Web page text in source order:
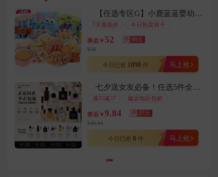
用户136****5879在2分钟前下单成功
用户156****8201在8分钟前下单成功
用户189****5301在4分钟前下单成功
用户136****3348在7分钟前下单成功
用户183****3178在8分钟前下单成功
用户136****7868在7分钟前下单成功
用户157****1376在7分钟前下单成功
用户183****7703在6分钟前下单成功
用户177****5977在2分钟前下单成功
用户138****7984在8分钟前下单成功
用户130****5161在5分钟前下单成功
用户131****6011在7分钟前下单成功
【任选专区G】小鹿蓝蓝婴幼儿辅食零食
7天最低价 今日热卖前十
券后￥ 52 券 46元
¥98
今日已抢 1090 件 马上抢
七夕送女友必备！任选5件全是大牌香水小样
满55减37 偏远地区包邮
券后￥9.84 券 37元
¥46.84
今日已抢 0 件 马上抢